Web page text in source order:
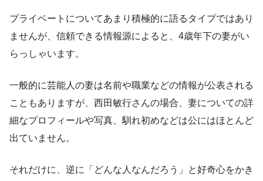
プライベートについてあまり積極的に語るタイプではあり
ませんが、信頼できる情報源によると、4歳年下の妻がい
らっしゃいます。
一般的に芸能人の妻は名前や職業などの情報が公表される
こともありますが、西田敏行さんの場合、妻についての詳
細なプロフィールや写真、馴れ初めなどは公にはほとんど
出ていません。
それだけに、逆に「どんな人なんだろう」と好奇心をかき